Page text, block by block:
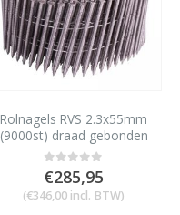
Rolnagels RVS 2.3x55mm
(9000st) draad gebonden
bolkop vlakke rol
0out of 5
€285,95
(€346,00 incl. BTW)